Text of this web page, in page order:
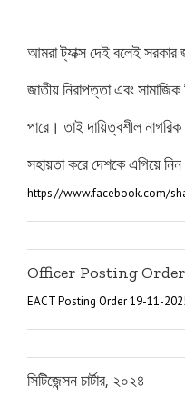
আমরা ট্যাক্স দেই বলেই সরকার
জাতীয় নিরাপত্তা এবং
পারে। তাই দায়িত্বশীল নাগরিক
সহায়তা করে দেশকে এগিয়ে
https://www.facebook.com/
Officer Posting Order
EACT Posting Order 19-11-
সিটিজেন্সন চার্টার, ২০২৪